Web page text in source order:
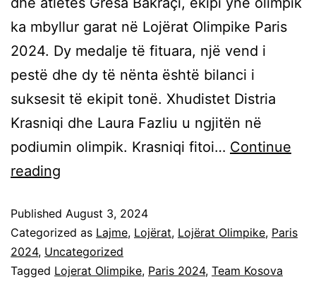
ka mbyllur garat në Lojërat Olimpike Paris
2024. Dy medalje të fituara, një vend i
pestë dhe dy të nënta është bilanci i
suksesit të ekipit tonë. Xhudistet Distria
Krasniqi dhe Laura Fazliu u ngjitën në
podiumin olimpik. Krasniqi fitoi… Continue
reading
Published August 3, 2024
Categorized as Lajme, Lojërat, Lojërat Olimpike, Paris
2024, Uncategorized
Tagged Lojerat Olimpike, Paris 2024, Team Kosova